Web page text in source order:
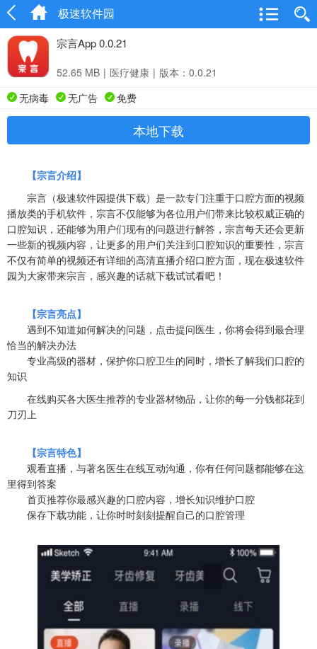
极速软件园
宗言App 0.0.21
52.65 MB | 医疗健康 | 版本：0.0.21
无病毒
无广告 免费
本地下载
【宗言介绍】
宗言（极速软件园提供下载）是一款专门注重于口腔方面的视频
播放类的手机软件，宗言不仅能够为各位用户们带来比较权威正确的
口腔知识，还能够为用户们现有的问题进行解答，宗言每天还会更新
一些新的视频内容，让更多的用户们关注到口腔知识的重要性，宗言
不仅有简单的视频还有详细的高清直播介绍口腔方面，现在极速软件
园为大家带来宗言，感兴趣的话就下载试试看吧！
【宗言亮点】
遇到不知道如何解决的问题，点击提问医生，你将会得到最合理
恰当的解决办法
专业高级的器材，保护你口腔卫生的同时，增长了解我们口腔的
知识
在线购买各大医生推荐的专业器材物品，让你的每一分钱都花到
刀刃上
【宗言特色】
观看直播，与著名医生在线互动沟通，你有任何问题都能够在这
里得到答案
首页推荐你最感兴趣的口腔内容，增长知识维护口腔
保存下载功能，让你时时刻刻提醒自己的口腔管理